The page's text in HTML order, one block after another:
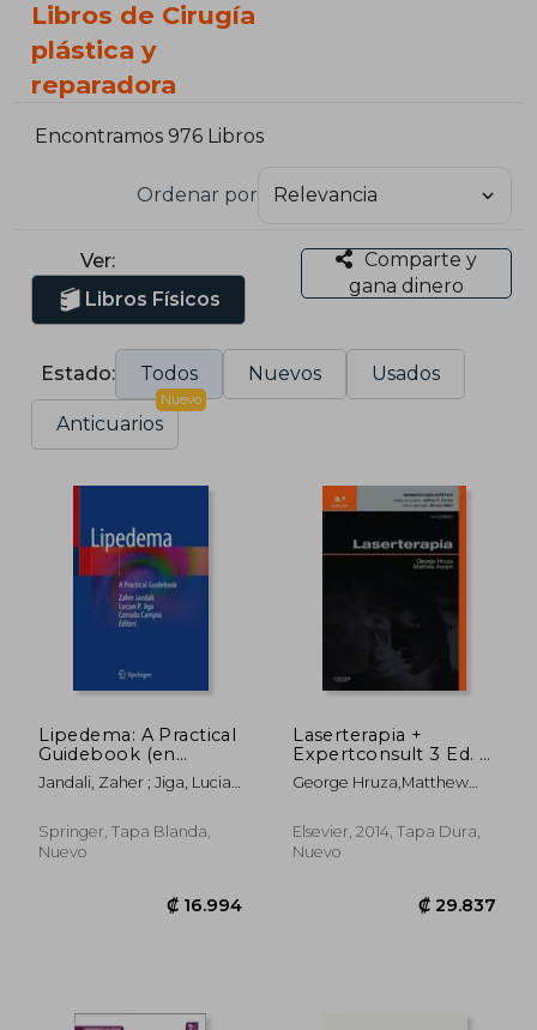
Libros de Cirugía
plástica y
reparadora
Encontramos 976 Libros
Ordenar por
Ver:
Libros Físicos
Comparte y
gana dinero
Estado: Todos Nuevos Usados
Anticuarios
Nuevo
Lipedema: A Practical
Guidebook (en
Inglés)
Jandali, Zaher ; Jiga, Lucian
Springer, Tapa Blanda,
Nuevo
Laserterapia +
Expertconsult 3 Ed. ©
2013
George Hruza,Matthew
Elsevier, 2014, Tapa Dura,
Nuevo